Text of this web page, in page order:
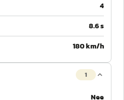
4
8.6 s
180 km/h
1
Nee